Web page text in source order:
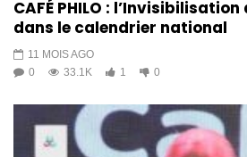
CAFÉ PHILO :
dans le calendrier national
11 MOIS AGO
0
33.1K 1 0